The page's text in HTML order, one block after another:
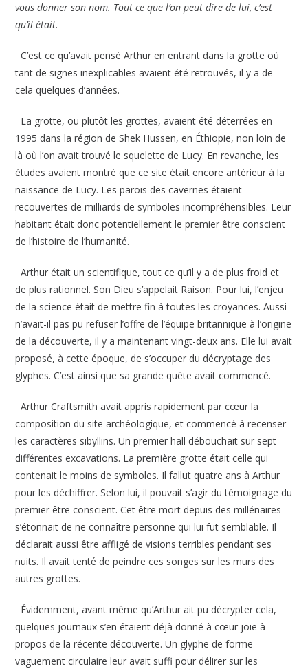
vous donner son nom. Tout ce que l’on peut dire de lui, c’est
qu’il était.
C’est ce qu’avait pensé Arthur en entrant dans la grotte où
tant de signes inexplicables avaient été retrouvés, il y a de
cela quelques d’années.
La grotte, ou plutôt les grottes, avaient été déterrées en
1995 dans la région de Shek Hussen, en Éthiopie, non loin de
là où l’on avait trouvé le squelette de Lucy. En revanche, les
études avaient montré que ce site était encore antérieur à la
naissance de Lucy. Les parois des cavernes étaient
recouvertes de milliards de symboles incompréhensibles. Leur
habitant était donc potentiellement le premier être conscient
de l’histoire de l’humanité.
Arthur était un scientifique, tout ce qu’il y a de plus froid et
de plus rationnel. Son Dieu s’appelait Raison. Pour lui, l’enjeu
de la science était de mettre fin à toutes les croyances. Aussi
n’avait-il pas pu refuser l’offre de l’équipe britannique à l’origine
de la découverte, il y a maintenant vingt-deux ans. Elle lui avait
proposé, à cette époque, de s’occuper du décryptage des
glyphes. C’est ainsi que sa grande quête avait commencé.
Arthur Craftsmith avait appris rapidement par cœur la
composition du site archéologique, et commencé à recenser
les caractères sibyllins. Un premier hall débouchait sur sept
différentes excavations. La première grotte était celle qui
contenait le moins de symboles. Il fallut quatre ans à Arthur
pour les déchiffrer. Selon lui, il pouvait s’agir du témoignage du
premier être conscient. Cet être mort depuis des millénaires
s’étonnait de ne connaître personne qui lui fut semblable. Il
déclarait aussi être affligé de visions terribles pendant ses
nuits. Il avait tenté de peindre ces songes sur les murs des
autres grottes.
Évidemment, avant même qu’Arthur ait pu décrypter cela,
quelques journaux s’en étaient déjà donné à cœur joie à
propos de la récente découverte. Un glyphe de forme
vaguement circulaire leur avait suffi pour délirer sur les